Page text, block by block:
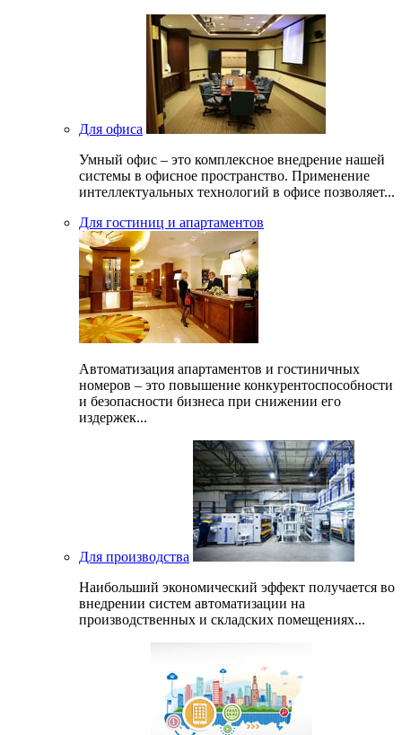
Для офиса
Умный офис – это комплексное внедрение нашей
системы в офисное пространство. Применение
интеллектуальных технологий в офисе позволяет...
Для гостиниц и апартаментов
Автоматизация апартаментов и гостиничных
номеров – это повышение конкурентоспособности
и безопасности бизнеса при снижении его
издержек...
Для производства
Наибольший экономический эффект получается во
внедрении систем автоматизации на
производственных и складских помещениях...